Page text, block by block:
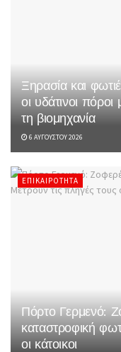
Ξηρασία και
οι υδάτινοι
τη βιομηχανία
6 ΑΥΓΟΎΣΤΟΥ 2026
ΕΠΙΚΑΙΡΌΤΗΤΑ
Πόρτο Γερμενό:
καταστροφική
οι κάτοικοι